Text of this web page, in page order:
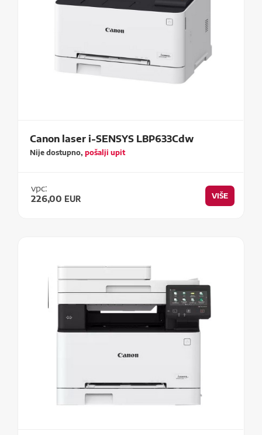
Canon laser i-SENSYS LBP633Cdw
Nije dostupno,pošalji upit
vpc:
226,00 EUR VIŠE